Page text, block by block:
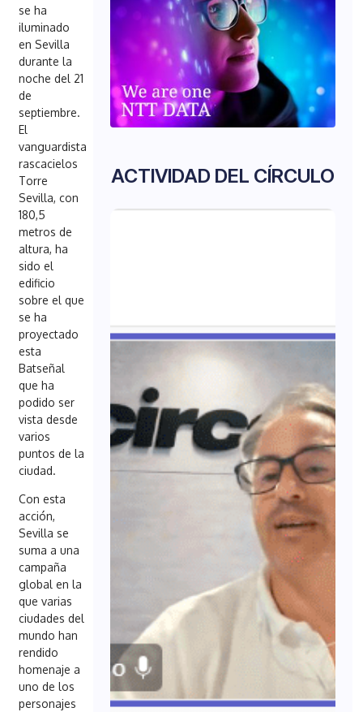
se ha
iluminado
en Sevilla
durante la
noche del 21
de
septiembre.
El
vanguardista
rascacielos
Torre
Sevilla, con
180,5
metros de
altura, ha
sido el
edificio
sobre el que
se ha
proyectado
esta
Batseñal
que ha
podido ser
vista desde
varios
puntos de la
ciudad.
Con esta
acción,
Sevilla se
suma a una
campaña
global en la
que varias
ciudades del
mundo han
rendido
homenaje a
uno de los
personajes
ACTIVIDAD DEL CÍRCULO